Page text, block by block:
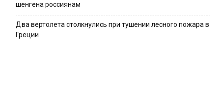
шенгена россиянам
Два вертолета столкнулись при тушении лесного пожара в
Греции